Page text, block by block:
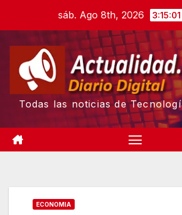
content
sáb. Ago 8th, 2026
Todas las noticias de
ECONOMIA